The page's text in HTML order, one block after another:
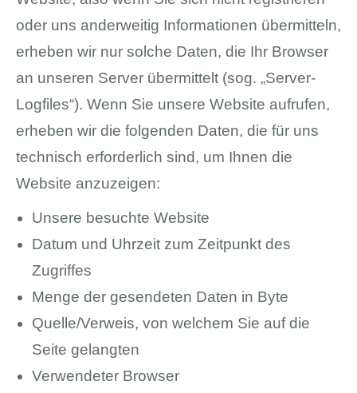
oder uns anderweitig Informationen übermitteln,
erheben wir nur solche Daten, die Ihr Browser
an unseren Server übermittelt (sog. „Server-
Logfiles“). Wenn Sie unsere Website aufrufen,
erheben wir die folgenden Daten, die für uns
technisch erforderlich sind, um Ihnen die
Website anzuzeigen:
Unsere besuchte Website
Datum und Uhrzeit zum Zeitpunkt des
Zugriffes
Menge der gesendeten Daten in Byte
Quelle/Verweis, von welchem Sie auf die
Seite gelangten
Verwendeter Browser